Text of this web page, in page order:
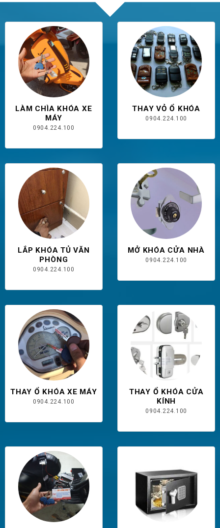
LÀM CHÌA KHÓA XE
MÁY
0904.224.100
THAY VỎ Ổ KHÓA
0904.224.100
LẮP KHÓA TỦ VĂN
PHÒNG
0904.224.100
MỞ KHÓA CỬA NHÀ
0904.224.100
THAY Ổ KHÓA XE MÁY
0904.224.100
THAY Ổ KHÓA CỬA
KÍNH
0904.224.100